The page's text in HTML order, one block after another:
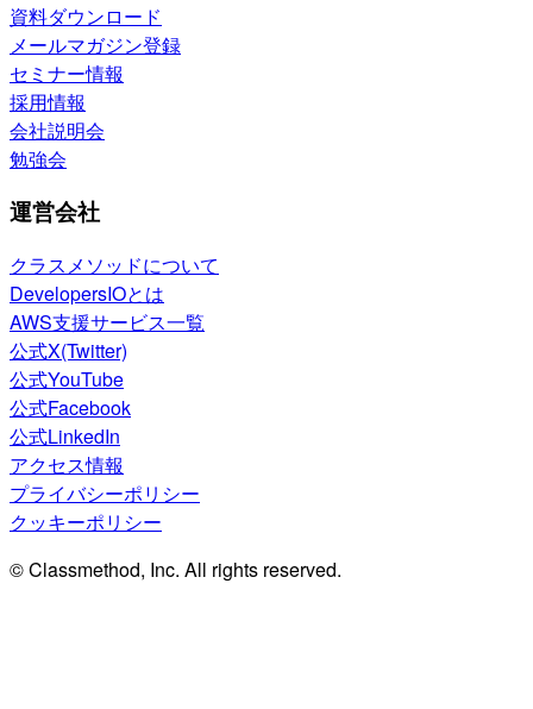
資料ダウンロード
メールマガジン登録
セミナー情報
採用情報
会社説明会
勉強会
運営会社
クラスメソッドについて
DevelopersIOとは
AWS支援サービス一覧
公式X(Twitter)
公式YouTube
公式Facebook
公式LinkedIn
アクセス情報
プライバシーポリシー
クッキーポリシー
© Classmethod, Inc. All rights reserved.